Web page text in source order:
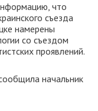
что
съезда
намерены
со съездом
проявлений.
начальник